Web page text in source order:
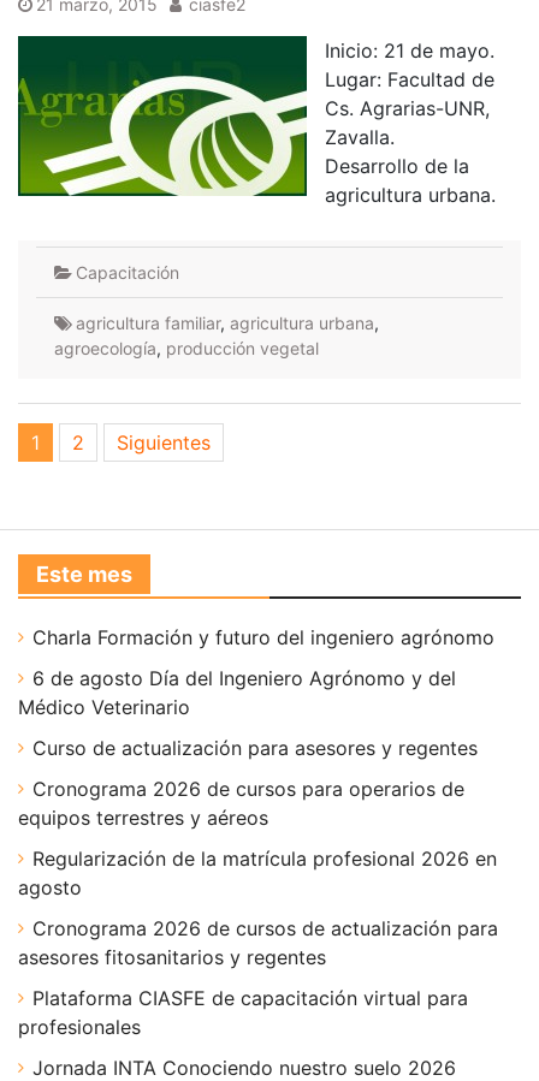
21 marzo, 2015 ciasfe2
Inicio: 21 de mayo.
Lugar: Facultad de
Cs. Agrarias-UNR,
Zavalla.
Desarrollo de la
agricultura urbana.
Capacitación
agricultura familiar, agricultura urbana,
agroecología, producción vegetal
Paginación
de
1 2 Siguientes
Este mes
Charla Formación y futuro del ingeniero agrónomo
6 de agosto Día del Ingeniero Agrónomo y del
Médico Veterinario
Curso de actualización para asesores y regentes
Cronograma 2026 de cursos para operarios de
equipos terrestres y aéreos
Regularización de la matrícula profesional 2026 en
agosto
Cronograma 2026 de cursos de actualización para
asesores fitosanitarios y regentes
Plataforma CIASFE de capacitación virtual para
profesionales
Jornada INTA Conociendo nuestro suelo 2026